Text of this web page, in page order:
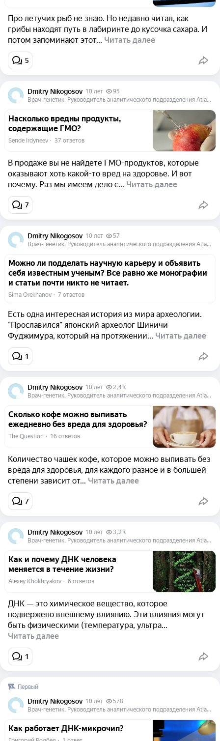
Про летучих рыб не знаю. Но недавно читал, как
грибы находят путь в лабиринте до кусочка сахара. И
потом запоминают этот... Читать далее
5
Dmitry Nikogosov 10 лет
95
Врач-генетик, Руководитель аналитического подразделения Atlas Biomed Group
Насколько вредны продукты,
содержащие ГМО?
Sende Irdyneev · 37 ответов
В продаже вы не найдете ГМО-продуктов, которые
оказывают хоть какой-то вред на здоровье. И вот
почему. Раз мы имеем дело с... Читать далее
7
Dmitry Nikogosov 10 лет
57
Врач-генетик, Руководитель аналитического подразделения Atlas Biomed Group
Можно ли подделать научную карьеру и объявить
себя известным ученым? Все равно же монографии
и статьи почти никто не читает.
Sima Orekhanov · 7 ответов
Есть одна интересная история из мира археологии.
"Прославился" японский археолог Шиничи
Фуджимура, который на протяжении... Читать далее
1
Dmitry Nikogosov 10 лет
2,4 K
Врач-генетик, Руководитель аналитического подразделения Atlas Biomed Group
Сколько кофе можно выпивать
ежедневно без вреда для здоровья?
The Question · 16 ответов
Количество чашек кофе, которое можно выпивать без
вреда для здоровья, для каждого разное и в большей
степени зависит от... Читать далее
7
Dmitry Nikogosov 10 лет
3,2 K
Врач-генетик, Руководитель аналитического подразделения Atlas Biomed Group
Как и почему ДНК человека
меняется в течение жизни?
Alexey Khokhryakov · 6 ответов
ДНК — это химическое вещество, которое
подвержено внешнему влиянию. Эти влияния могут
быть физическими (температура, ультра...
Читать далее
1
Первый
Dmitry Nikogosov 10 лет
578
Врач-генетик, Руководитель аналитического подразделения Atlas Biomed Group
Как работает ДНК-микрочип?